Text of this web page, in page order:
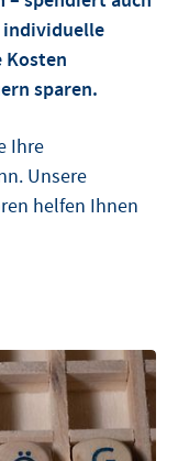
individuelle
Kosten
sparen.
Ihre
Unsere
helfen Ihnen